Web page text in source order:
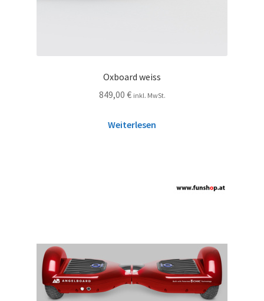
Oxboard weiss
849,00 € inkl. MwSt.
Weiterlesen